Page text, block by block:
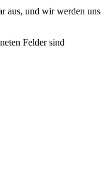
aus, und wir werden uns
Felder sind